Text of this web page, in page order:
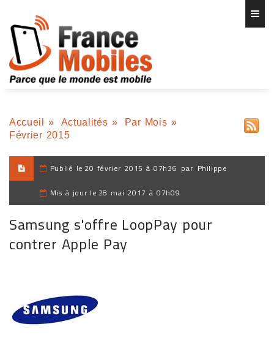
Accueil » Actualités » Par Mois »
Février 2015
Publié le 20 février 2015 à 07h36 par Philippe
Mis à jour le 28 mai 2017 à 07h09
Samsung s'offre LoopPay pour
contrer Apple Pay